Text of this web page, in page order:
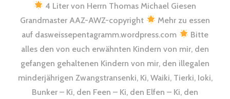
4 Liter von Herrn Thomas Michael Giesen
Grandmaster AAZ-AWZ-copyright
Mehr zu essen
auf dasweissepentagramm.wordpress.com
Bitte
alles den von euch erwähnten Kindern von mir, den
gefangen gehaltenen Kindern von mir, den illegalen
minderjährigen Zwangstransenki, Ki, Waiki, Tierki, Ioki,
Bunker – Ki, den Feen – Ki, den Elfen – Ki, den